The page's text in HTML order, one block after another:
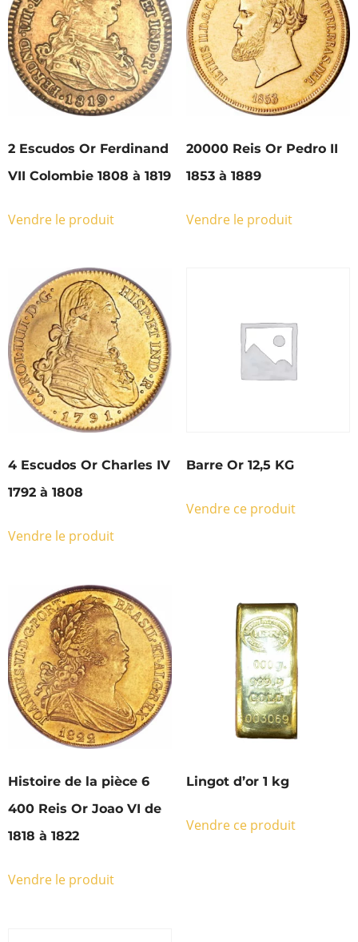
2 Escudos Or Ferdinand
VII Colombie 1808 à 1819
Vendre le produit
20000 Reis Or Pedro II
1853 à 1889
Vendre le produit
4 Escudos Or Charles IV
1792 à 1808
Vendre le produit
Barre Or 12,5 KG
Vendre ce produit
Histoire de la pièce 6
400 Reis Or Joao VI de
1818 à 1822
Vendre le produit
Lingot d’or 1 kg
Vendre ce produit